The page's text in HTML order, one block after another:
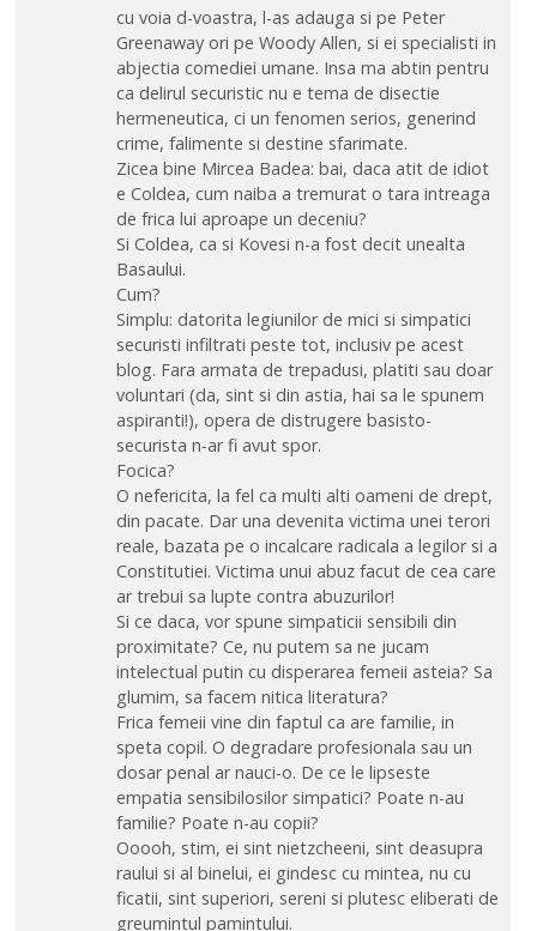
cu voia d-voastra, l-as adauga si pe Peter
Greenaway ori pe Woody Allen, si ei specialisti in
abjectia comediei umane. Insa ma abtin pentru
ca delirul securistic nu e tema de disectie
hermeneutica, ci un fenomen serios, generind
crime, falimente si destine sfarimate.
Zicea bine Mircea Badea: bai, daca atit de idiot
e Coldea, cum naiba a tremurat o tara intreaga
de frica lui aproape un deceniu?
Si Coldea, ca si Kovesi n-a fost decit unealta
Basaului.
Cum?
Simplu: datorita legiunilor de mici si simpatici
securisti infiltrati peste tot, inclusiv pe acest
blog. Fara armata de trepadusi, platiti sau doar
voluntari (da, sint si din astia, hai sa le spunem
aspiranti!), opera de distrugere basisto-
securista n-ar fi avut spor.
Focica?
O nefericita, la fel ca multi alti oameni de drept,
din pacate. Dar una devenita victima unei terori
reale, bazata pe o incalcare radicala a legilor si a
Constitutiei. Victima unui abuz facut de cea care
ar trebui sa lupte contra abuzurilor!
Si ce daca, vor spune simpaticii sensibili din
proximitate? Ce, nu putem sa ne jucam
intelectual putin cu disperarea femeii asteia? Sa
glumim, sa facem nitica literatura?
Frica femeii vine din faptul ca are familie, in
speta copil. O degradare profesionala sau un
dosar penal ar nauci-o. De ce le lipseste
empatia sensibilosilor simpatici? Poate n-au
familie? Poate n-au copii?
Ooooh, stim, ei sint nietzcheeni, sint deasupra
raului si al binelui, ei gindesc cu mintea, nu cu
ficatii, sint superiori, sereni si plutesc eliberati de
greumintul pamintului.